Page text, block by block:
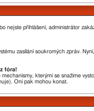
nejste přihlášení, administrátor
zasílání soukromých zpráv.
fóra!
kterými se snažíme
Oni pak mohou konat.